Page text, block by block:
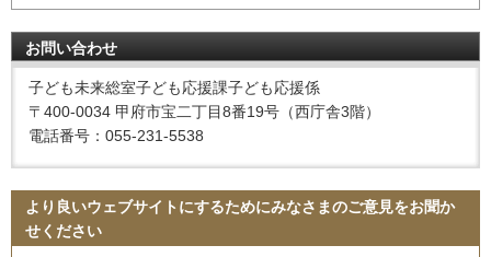
お問い合わせ
子ども未来総室子ども応援課子ども応援係
〒400-0034 甲府市宝二丁目8番19号（西庁舎3階）
電話番号：055-231-5538
より良いウェブサイトにするためにみなさまのご意見をお聞か
せください